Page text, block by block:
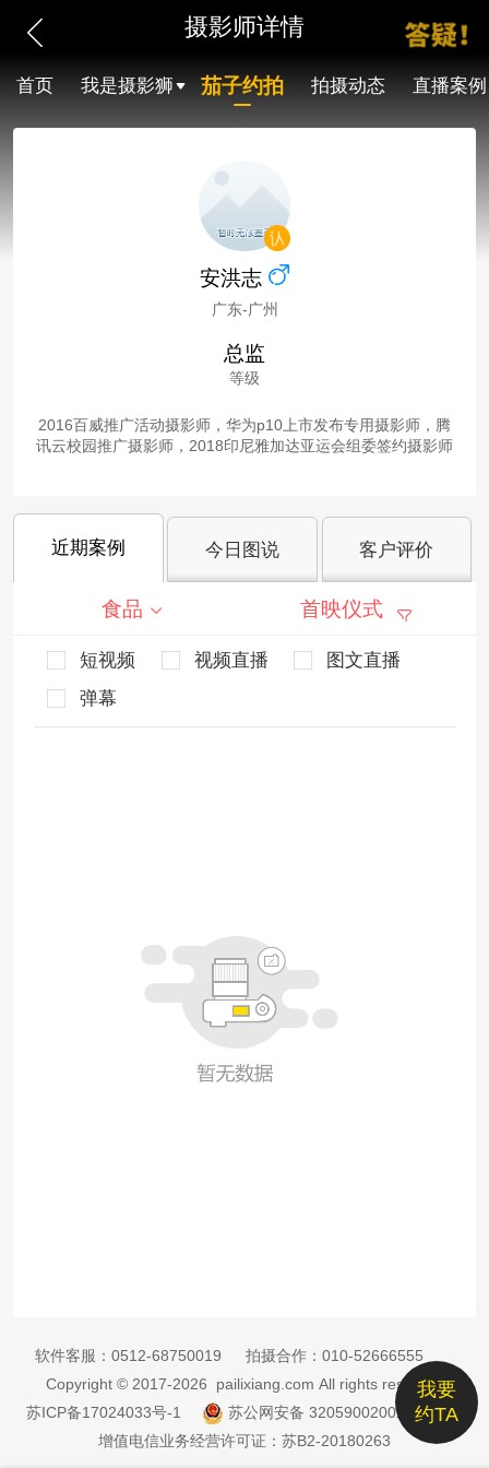
摄影师详情
首页 我是摄影狮 茄子约拍 拍摄动态 直播案例
安洪志
广东-广州
总监
等级
2016百威推广活动摄影师，华为p10上市发布专用摄影师，腾
讯云校园推广摄影师，2018印尼雅加达亚运会组委签约摄影师
近期案例 今日图说 客户评价
食品 首映仪式
短视频 视频直播
图文直播
弹幕
我要
约TA
软件客服： 0512-68750019 拍摄合作： 010-52666555
Copyright © 2017-2026 pailixiang.com All rights reserved
苏ICP备17024033号-1
苏公网安备 32059002002885号
增值电信业务经营许可证：苏B2-20180263